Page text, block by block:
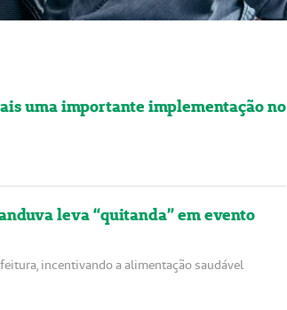
uma importante implementação no
leva “quitanda” em evento
incentivando a alimentação saudável